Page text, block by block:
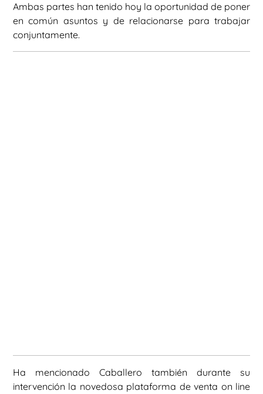
Ambas partes han tenido hoy la oportunidad de poner
en común asuntos y de relacionarse para trabajar
conjuntamente.
Ha mencionado Caballero también durante su
intervención la novedosa plataforma de venta on line